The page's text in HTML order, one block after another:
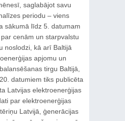
saglabājot savu
periodu – viens
sākumā līdz 5. datumam
cenām un starpvalstu
noslodzi, kā arī Baltijā
apjomu un
tirgu Baltijā,
datumiem tiks publicēta
Latvijas elektroenerģijas
par elektroenerģijas
Latvijā, ģenerācijas